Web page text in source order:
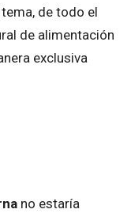
de todo el
de alimentación
exclusiva
no estaría